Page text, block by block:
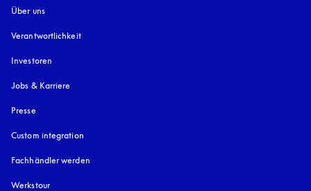
Über uns
Verantwortlichkeit
Investoren
Jobs & Karriere
Presse
Custom integration
Fachhändler werden
Werkstour